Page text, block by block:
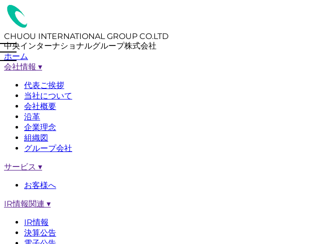
CHUOU INTERNATIONAL GROUP CO.LTD
中央インターナショナルグループ株式会社
ホーム
会社情報 ▾
代表ご挨拶
当社について
会社概要
沿革
企業理念
組織図
グループ会社
サービス ▾
お客様へ
IR情報関連 ▾
IR情報
決算公告